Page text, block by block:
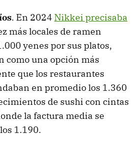
. En 2024 Nikkei precisaba
más locales de ramen
yenes por sus platos,
como una opción más
que los restaurantes
en promedio los 1.360
de sushi con cintas
la factura media se
1.190.